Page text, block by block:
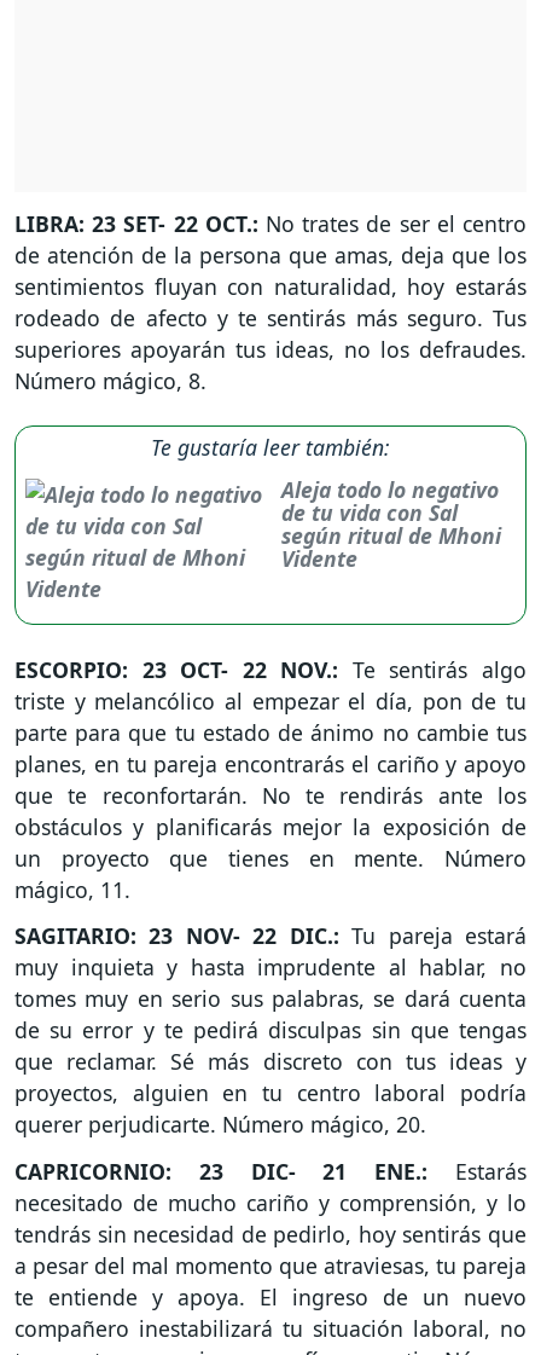
LIBRA: 23 SET- 22 OCT.: No trates de ser el centro
de atención de la persona que amas, deja que los
sentimientos fluyan con naturalidad, hoy estarás
rodeado de afecto y te sentirás más seguro. Tus
superiores apoyarán tus ideas, no los defraudes.
Número mágico, 8.
Te gustaría leer también:
Aleja todo lo negativo
de tu vida con Sal
según ritual de Mhoni
Vidente
ESCORPIO: 23 OCT- 22 NOV.: Te sentirás algo
triste y melancólico al empezar el día, pon de tu
parte para que tu estado de ánimo no cambie tus
planes, en tu pareja encontrarás el cariño y apoyo
que te reconfortarán. No te rendirás ante los
obstáculos y planificarás mejor la exposición de
un proyecto que tienes en mente. Número
mágico, 11.
SAGITARIO: 23 NOV- 22 DIC.:Tu pareja estará
muy inquieta y hasta imprudente al hablar, no
tomes muy en serio sus palabras, se dará cuenta
de su error y te pedirá disculpas sin que tengas
que reclamar. Sé más discreto con tus ideas y
proyectos, alguien en tu centro laboral podría
querer perjudicarte. Número mágico, 20.
CAPRICORNIO: 23 DIC- 21 ENE.: Estarás
necesitado de mucho cariño y comprensión, y lo
tendrás sin necesidad de pedirlo, hoy sentirás que
a pesar del mal momento que atraviesas, tu pareja
te entiende y apoya. El ingreso de un nuevo
compañero inestabilizará tu situación laboral, no